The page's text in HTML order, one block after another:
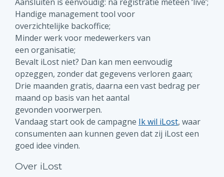
Handige management tool voor
overzichtelijke backoffice;
Minder werk voor medewerkers van
een organisatie;
Bevalt iLost niet? Dan kan men eenvoudig
opzeggen, zonder dat gegevens verloren gaan;
Drie maanden gratis, daarna een vast bedrag per
maand op basis van het aantal
gevonden voorwerpen.
Vandaag start ook de campagne Ik wil iLost, waar
consumenten aan kunnen geven dat zij iLost een
goed idee vinden.
Over iLost